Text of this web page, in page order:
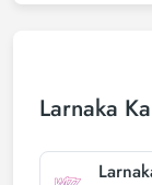
Larnaka